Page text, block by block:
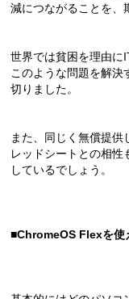
減につながることを、
世界では貧困を理由に
このような問題を解決
切りました。
また、同じく無償提
レッドシートとの相性
しているでしょう。
■ChromeOS Flexを使